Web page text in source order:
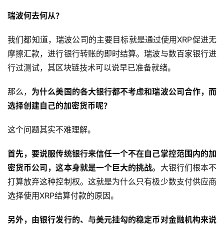
瑞波何去何从？
我们都知道，瑞波公司的主要目标就是通过使用XRP促进无
摩擦汇款，进行银行转账的即时结算。瑞波与数百家银行进
行过测试，其区块链技术可以说早已准备就绪。
那么， 为什么美国的各大银行都不考虑和瑞波公司合作，而
选择创建自己的加密货币呢？
这个问题其实不难理解。
首先，要说服传统银行来信任一个不在自己掌控范围内的加
密货币公司，这本身就是一个巨大的挑战。 大银行们根本不
打算放弃这种控制权。这就是为什么只有极少数支付供应商
选择使用XRP结算付款的原因。
另外，由银行发行的、与美元挂勾的稳定币对金融机构来说